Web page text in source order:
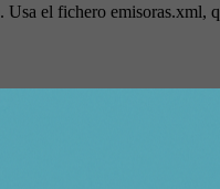
el fichero emisoras.xml,